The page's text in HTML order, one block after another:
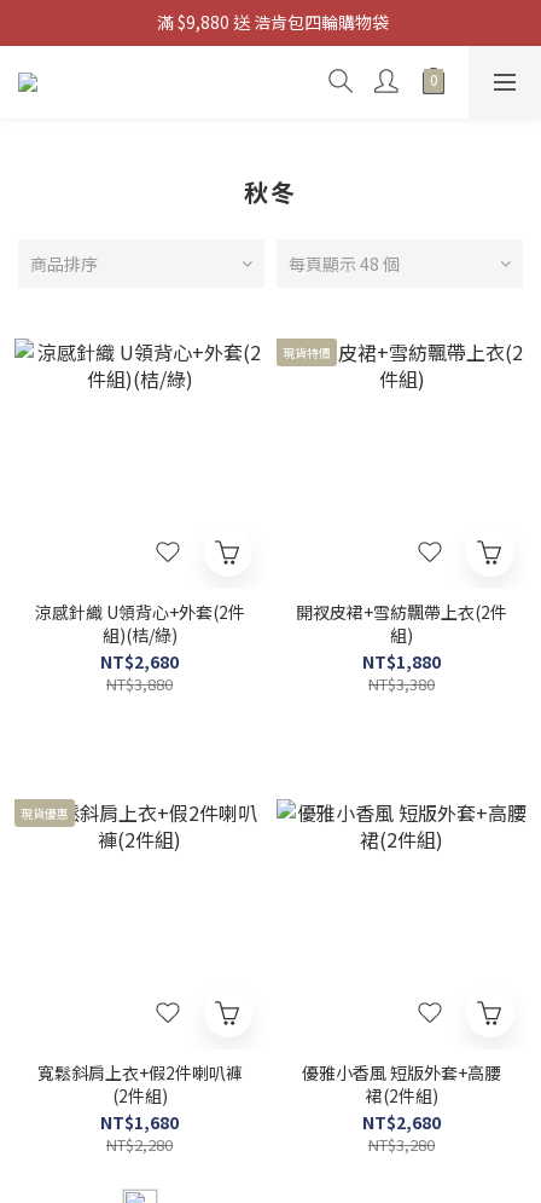
滿 $3880 送 掌上迷你風扇
滿 $3880 送 掌上迷你風扇
滿 $6,000 現折 $600 再送 $200 購物金
秋冬
商品排序 每頁顯示 48 個
涼感針織 U領背心+外套(2件
組)(桔/綠)
NT$2,680
NT$3,880
現貨特價
開衩皮裙+雪紡飄帶上衣(2件
組)
NT$1,880
NT$3,380
現貨優惠
寬鬆斜肩上衣+假2件喇叭褲
(2件組)
NT$1,680
NT$2,280
優雅小香風 短版外套+高腰
裙(2件組)
NT$2,680
NT$3,280